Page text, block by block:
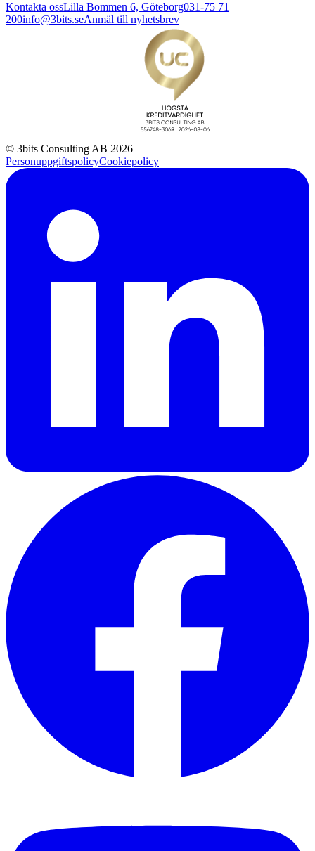
Kontakta ossLilla Bommen 6, Göteborg031-75 71
200info@3bits.seAnmäl till nyhetsbrev
© 3bits Consulting AB 2026
PersonuppgiftspolicyCookiepolicy